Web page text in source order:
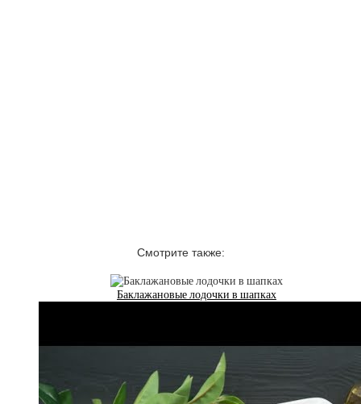
Смотрите также:
Баклажановые лодочки в шапках